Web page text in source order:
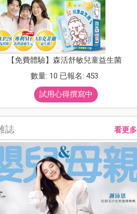
【免費體驗】森活舒敏兒童益生菌
數量: 10 已報名: 453
試用心得撰寫中
誌 看更多